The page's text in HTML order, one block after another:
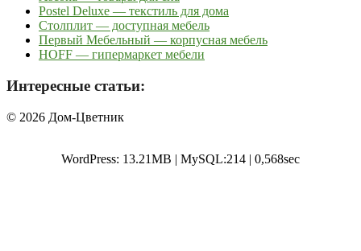
Postel Deluxe — текстиль для дома
Столплит — доступная мебель
Первый Мебельный — корпусная мебель
HOFF — гипермаркет мебели
Интересные статьи:
© 2026 Дом-Цветник
WordPress: 13.21MB | MySQL:214 | 0,568sec